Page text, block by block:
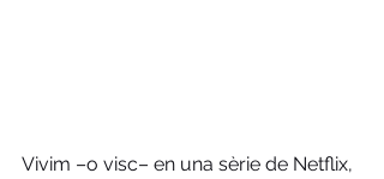
Vivim –o visc– en una sèrie de Netflix,